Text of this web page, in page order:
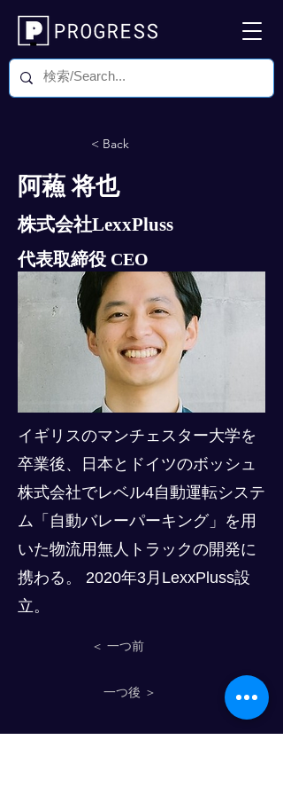
< Back
阿蘓 将也
株式会社LexxPluss
代表取締役 CEO
イギリスのマンチェスター大学を
卒業後、日本とドイツのボッシュ
株式会社でレベル4自動運転システ
ム「自動バレーパーキング」を用
いた物流用無人トラックの開発に
携わる。 2020年3月LexxPluss設
立。
＜ 一つ前
一つ後 ＞